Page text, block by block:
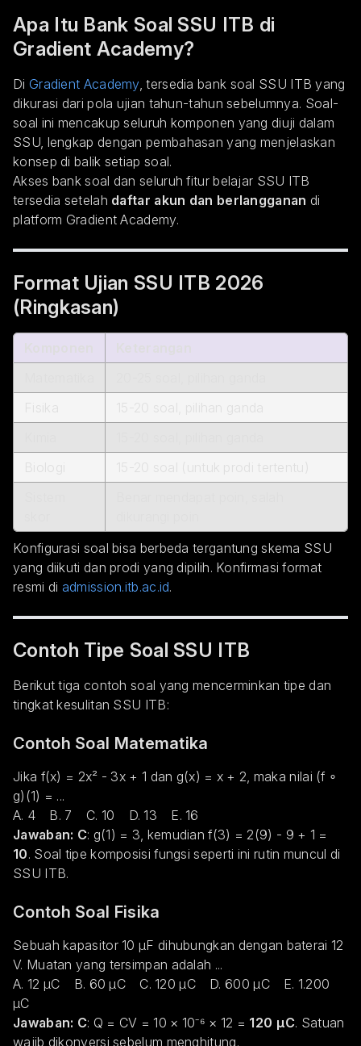
Apa Itu Bank Soal SSU ITB di
Gradient Academy?
Di Gradient Academy, tersedia bank soal SSU ITB yang
dikurasi dari pola ujian tahun-tahun sebelumnya. Soal-
soal ini mencakup seluruh komponen yang diuji dalam
SSU, lengkap dengan pembahasan yang menjelaskan
konsep di balik setiap soal.
Akses bank soal dan seluruh fitur belajar SSU ITB
tersedia setelah daftar akun dan berlangganan di
platform Gradient Academy.
Format Ujian SSU ITB 2026
(Ringkasan)
Konfigurasi soal bisa berbeda tergantung skema SSU
yang diikuti dan prodi yang dipilih. Konfirmasi format
resmi di admission.itb.ac.id.
Contoh Tipe Soal SSU ITB
Berikut tiga contoh soal yang mencerminkan tipe dan
tingkat kesulitan SSU ITB:
Contoh Soal Matematika
Jika f(x) = 2x² - 3x + 1 dan g(x) = x + 2, maka nilai (f ∘
g)(1) = ...
A. 4 B. 7 C. 10 D. 13 E. 16
Jawaban: C: g(1) = 3, kemudian f(3) = 2(9) - 9 + 1 =
10. Soal tipe komposisi fungsi seperti ini rutin muncul di
SSU ITB.
Contoh Soal Fisika
Sebuah kapasitor 10 μF dihubungkan dengan baterai 12
V. Muatan yang tersimpan adalah ...
A. 12 μC B. 60 μC C. 120 μC D. 600 μC E. 1.200
μC
Jawaban: C: Q = CV = 10 × 10⁻⁶ × 12 = 120 μC. Satuan
wajib dikonversi sebelum menghitung.